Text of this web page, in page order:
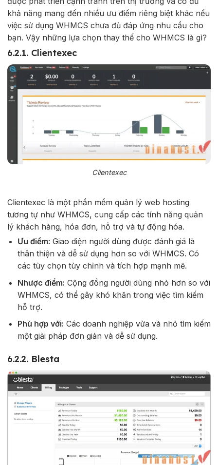
khả năng mang đến nhiều ưu điểm riêng biệt khác nếu
việc sử dụng WHMCS chưa đủ đáp ứng nhu cầu cho
bạn. Vậy những lựa chọn thay thế cho WHMCS là gì?
6.2.1. Clientexec
Clientexec
Clientexec là một phần mềm quản lý web hosting
tương tự như WHMCS, cung cấp các tính năng quản
lý khách hàng, hóa đơn, hỗ trợ và tự động hóa.
Ưu điểm: Giao diện người dùng được đánh giá là
thân thiện và dễ sử dụng hơn so với WHMCS. Có
các tùy chọn tùy chỉnh và tích hợp mạnh mẽ.
Nhược điểm: Cộng đồng người dùng nhỏ hơn so với
WHMCS, có thể gây khó khăn trong việc tìm kiếm
hỗ trợ.
Phù hợp với: Các doanh nghiệp vừa và nhỏ tìm kiếm
một giải pháp đơn giản và dễ sử dụng.
6.2.2. Blesta